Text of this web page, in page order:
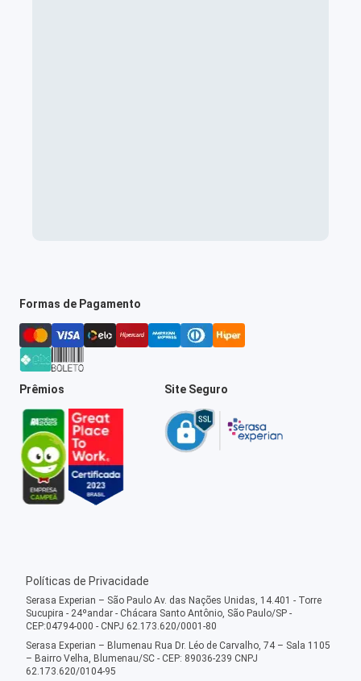
Formas de Pagamento
Prêmios Site Seguro
Políticas de Privacidade
Serasa Experian – São Paulo Av. das Nações Unidas, 14.401 - Torre
Sucupira - 24ºandar - Chácara Santo Antônio, São Paulo/SP -
CEP:04794-000 - CNPJ 62.173.620/0001-80
Serasa Experian – Blumenau Rua Dr. Léo de Carvalho, 74 – Sala 1105
– Bairro Velha, Blumenau/SC - CEP: 89036-239 CNPJ
62.173.620/0104-95